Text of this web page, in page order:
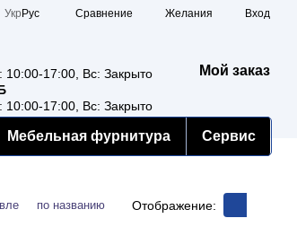
Укр Рус Сравнение Желания Вход
17:00, Вс: Закрыто
17:00, Вс: Закрыто
Мой заказ
Мебельная фурнитура Сервис
по названию Отображение: